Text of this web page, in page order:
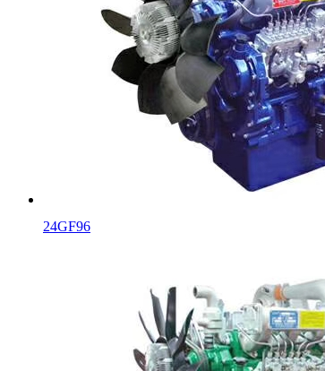
24GF96